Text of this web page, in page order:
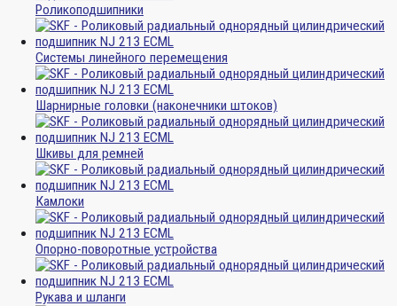
Роликоподшипники
Системы линейного перемещения
Шарнирные головки (наконечники штоков)
Шкивы для ремней
Камлоки
Опорно-поворотные устройства
Рукава и шланги